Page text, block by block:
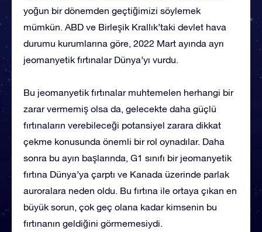
yoğun bir dönemden geçtiğimizi söylemek
mümkün. ABD ve Birleşik Krallık’taki devlet hava
durumu kurumlarına göre, 2022 Mart ayında ayrı
jeomanyetik fırtınalar Dünya’yı vurdu.
Bu jeomanyetik fırtınalar muhtemelen herhangi bir
zarar vermemiş olsa da, gelecekte daha güçlü
fırtınaların verebileceği potansiyel zarara dikkat
çekme konusunda önemli bir rol oynadılar. Daha
sonra bu ayın başlarında, G1 sınıfı bir jeomanyetik
fırtına Dünya’ya çarptı ve Kanada üzerinde parlak
auroralara neden oldu. Bu fırtına ile ortaya çıkan en
büyük sorun, çok geç olana kadar kimsenin bu
fırtınanın geldiğini görmemesiydi.